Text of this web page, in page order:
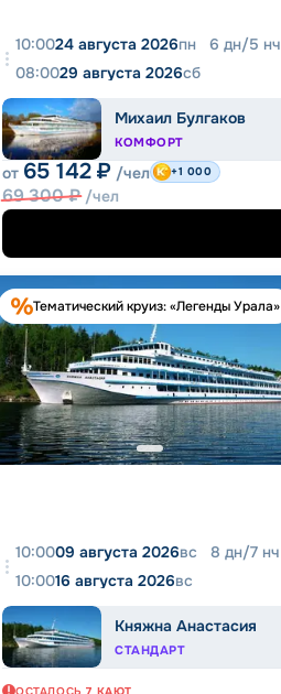
10:0024 августа 2026пн 6 дн/5 нч
08:0029 августа 2026сб
Михаил Булгаков
КОМФОРТ
от 65 142 ₽ /чел
69 300₽ /чел
+1 000
Тематический круиз: «Легенды Урала»
10:0009 августа 2026вс 8 дн/7 нч
10:0016 августа 2026вс
Княжна Анастасия
СТАНДАРТ